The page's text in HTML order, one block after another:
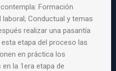
Formación
Conductual y temas
realizar una pasantía
etapa del proceso las
en práctica los
la 1era etapa de